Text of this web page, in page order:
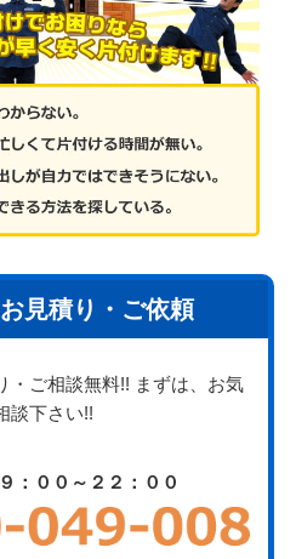
見積り・ご依頼
・ご相談無料!! まずは、お気
談下さい!!
：００～２２：００